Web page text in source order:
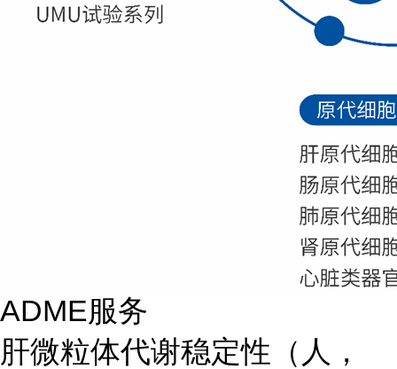
ADME服务
肝微粒体代谢稳定性（人，